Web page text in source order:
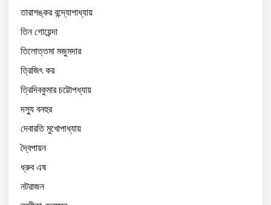
তারাশঙ্কর বন্দ্যোপাধ্যায়
তিন গোয়েন্দা
তিলোত্তমা মজুমদার
ত্রিজিৎ কর
ত্রিদিবকুমার চট্টোপধ্যায়
দস্যু বনহুর
দেবারতি মুখোপাধ্যায়
দ্বৈপায়ন
ধ্রুব এষ
নটরাজন